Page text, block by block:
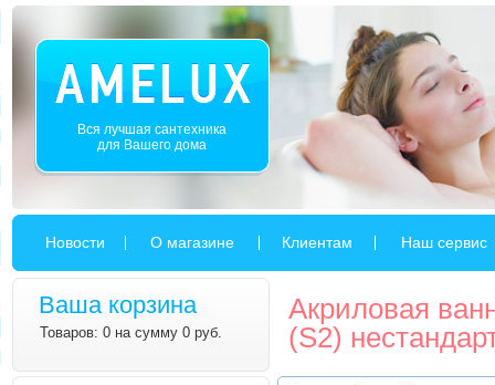
Вся лучшая сантехника
для Вашего дома
Новости О магазине Клиентам Наш сервис
Ваша корзина
Товаров: 0 на сумму 0 руб.
Акриловая
(S2)